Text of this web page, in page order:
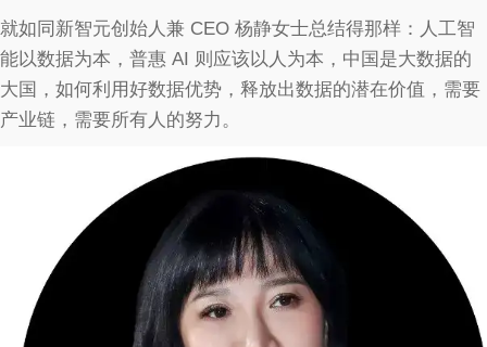
就如同新智元创始人兼 CEO 杨静女士总结得那样：人工智
能以数据为本，普惠 AI 则应该以人为本，中国是大数据的
大国，如何利用好数据优势，释放出数据的潜在价值，需要
产业链，需要所有人的努力。